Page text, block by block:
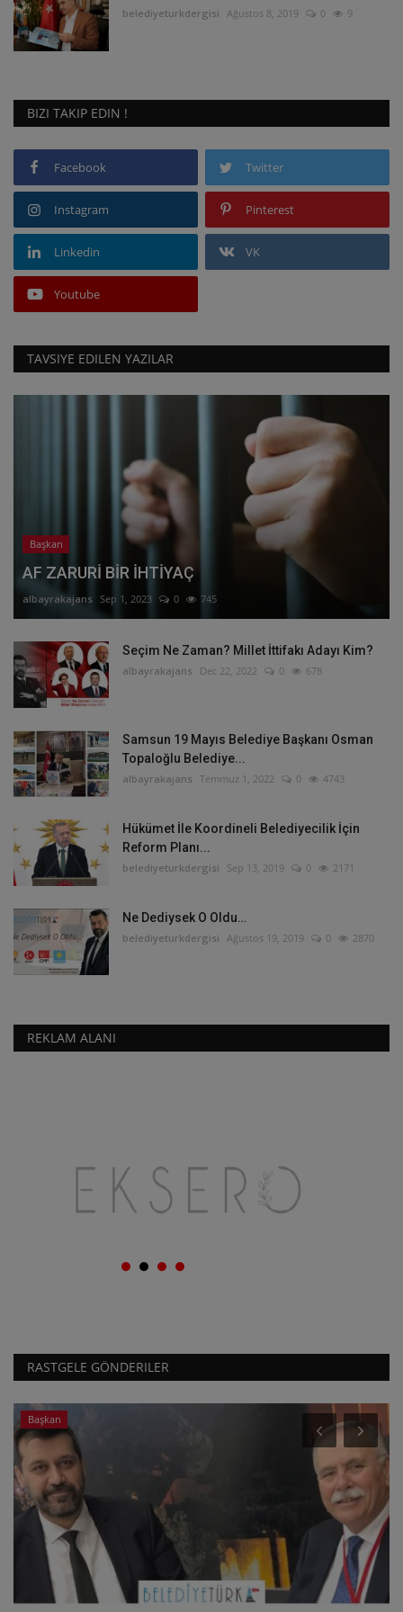
belediyeturkdergisi Ağustos 8, 2019 0 9
BIZI TAKIP EDIN !
Facebook Twitter
Instagram Pinterest
Linkedin VK
Youtube
TAVSIYE EDILEN YAZILAR
Başkan
AF ZARURİ BİR İHTİYAÇ
albayrakajans Sep 1, 2023 0 745
Seçim Ne Zaman? Millet İttifakı Adayı Kim?
albayrakajans Dec 22, 2022 0 678
Samsun 19 Mayıs Belediye Başkanı Osman
Topaloğlu Belediye...
albayrakajans Temmuz 1, 2022 0 4743
Hükümet İle Koordineli Belediyecilik İçin
Reform Planı...
belediyeturkdergisi Sep 13, 2019 0 2171
Ne Dediysek O Oldu…
belediyeturkdergisi Ağustos 19, 2019 0 2870
REKLAM ALANI
RASTGELE GÖNDERILER
Başkan